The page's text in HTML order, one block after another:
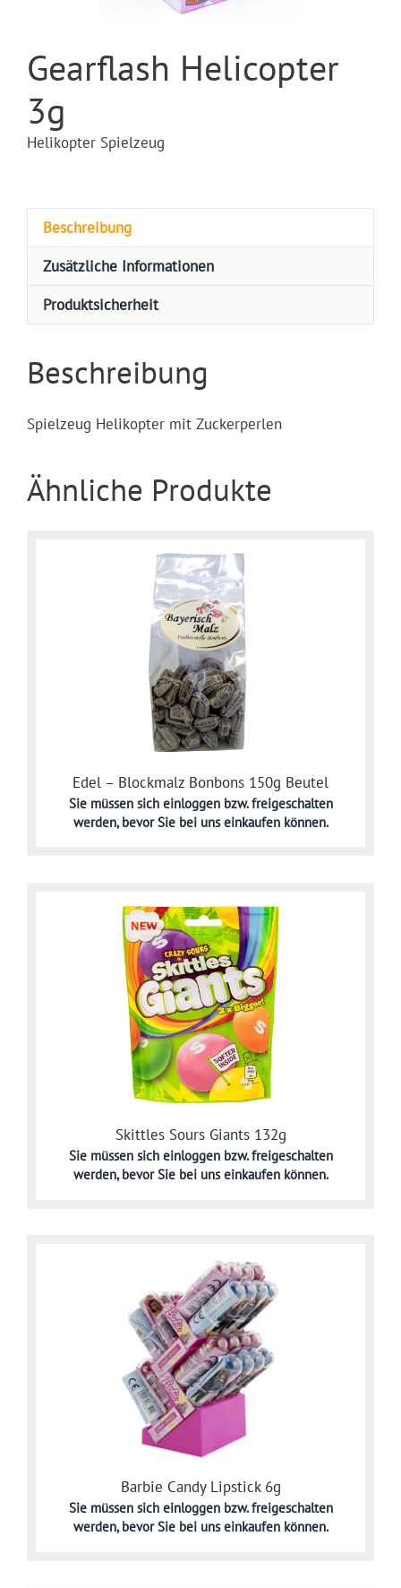
Gearflash Helicopter
3g
Helikopter Spielzeug
Beschreibung
Zusätzliche Informationen
Produktsicherheit
Beschreibung
Spielzeug Helikopter mit Zuckerperlen
Ähnliche Produkte
Edel – Blockmalz Bonbons 150g Beutel
Sie müssen sich einloggen bzw. freigeschalten
werden,bevor Sie bei uns einkaufen können.
Skittles Sours Giants 132g
Sie müssen sich einloggen bzw. freigeschalten
werden,bevor Sie bei uns einkaufen können.
Barbie Candy Lipstick 6g
Sie müssen sich einloggen bzw. freigeschalten
werden,bevor Sie bei uns einkaufen können.